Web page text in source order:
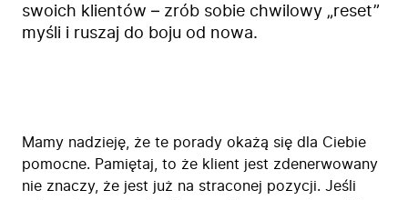
swoich klientów – zrób sobie chwilowy „reset”
myśli i ruszaj do boju od nowa.
Mamy nadzieję, że te porady okażą się dla Ciebie
pomocne. Pamiętaj, to że klient jest zdenerwowany
nie znaczy, że jest już na straconej pozycji. Jeśli